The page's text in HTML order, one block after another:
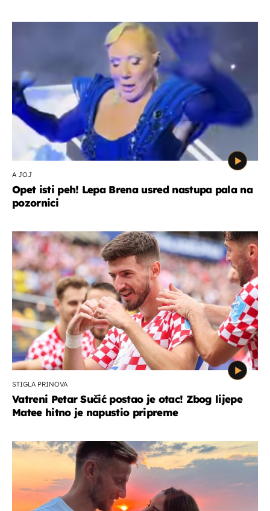
A JOJ
Opet isti peh! Lepa Brena usred nastupa pala na
pozornici
STIGLA PRINOVA
Vatreni Petar Sučić postao je otac! Zbog lijepe
Matee hitno je napustio pripreme